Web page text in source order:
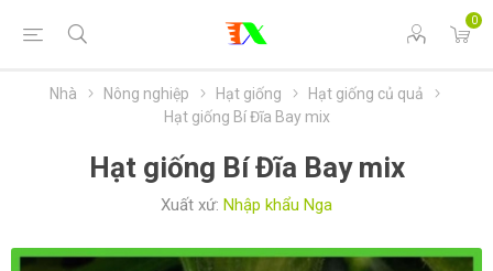
0
Nhà Nông nghiệp Hạt giống
Hạt giống củ quả
Hạt giống Bí Đĩa Bay mix
Hạt giống Bí Đĩa Bay mix
Xuất xứ: Nhập khẩu Nga